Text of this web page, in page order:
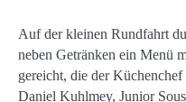
Auf der kleinen Rundfahrt
neben Getränken ein Menü
gereicht, die der
Daniel Kuhlmey, Junior